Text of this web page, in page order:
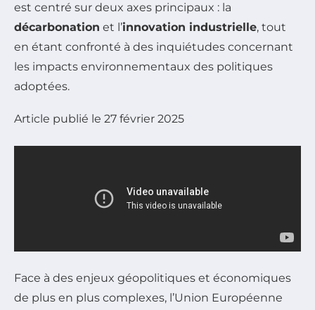
est centré sur deux axes principaux : la
décarbonation et l’innovation industrielle, tout
en étant confronté à des inquiétudes concernant
les impacts environnementaux des politiques
adoptées.
Article publié le 27 février 2025
Face à des enjeux géopolitiques et économiques
de plus en plus complexes, l’Union Européenne